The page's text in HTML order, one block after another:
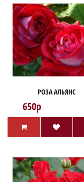
РОЗА АЛЬЯНС
650р